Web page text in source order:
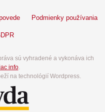
Podmienky používania
sú vyhradené a vykonáva ich
info.
na technológií Wordpress.